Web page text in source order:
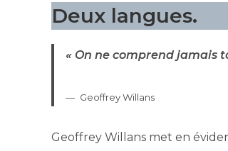
Deux langues.
« On ne comprend jamais
Geoffrey Willans
Geoffrey Willans met en